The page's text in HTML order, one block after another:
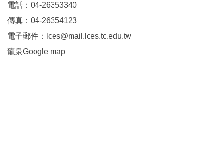
電話：04-26353340
傳真：04-26354123
電子郵件：lces@mail.lces.tc.edu.tw
龍泉Google map